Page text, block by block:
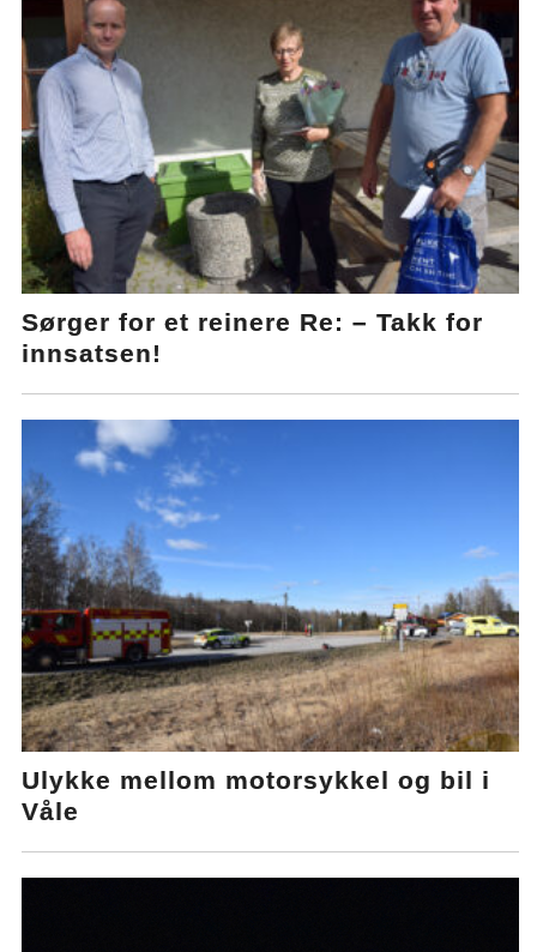
Sørger for et reinere Re: – Takk for
innsatsen!
Ulykke mellom motorsykkel og bil i
Våle